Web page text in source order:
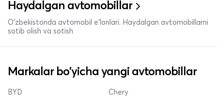
Haydalgan avtomobillar
O'zbekistonda avtomobil e’lonlari. Haydalgan avtomobillarni
sotib olish va sotish
Markalar bo'yicha yangi avtomobillar
BYD Chery